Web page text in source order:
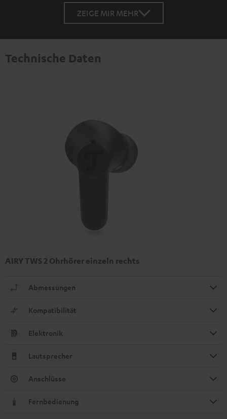
ZEIGE MIR MEHR
Technische Daten
AIRY TWS 2 Ohrhörer einzeln rechts
Abmessungen
Kompatibilität
Elektronik
Lautsprecher
Anschlüsse
Fernbedienung